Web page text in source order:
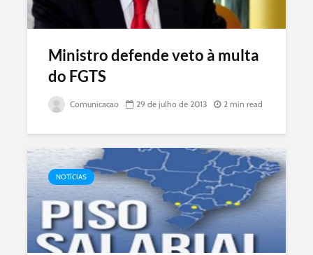
Ministro defende veto à multa
do FGTS
Comunicacao 29 de julho de 2013 2 min read
NOTÍCIAS